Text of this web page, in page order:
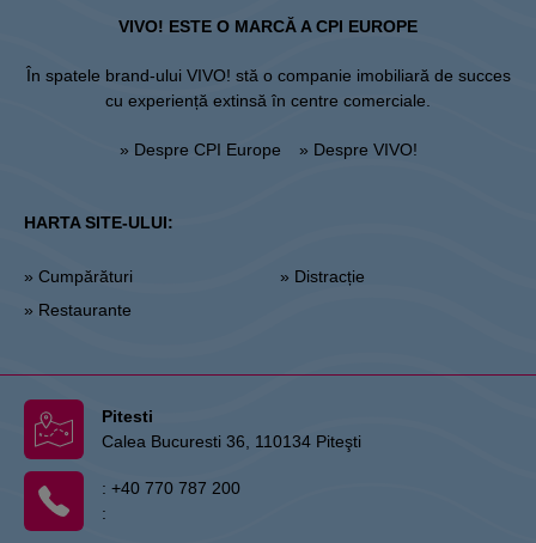
VIVO! ESTE O MARCĂ A CPI EUROPE
În spatele brand-ului VIVO! stă o companie imobiliară de succes
cu experiență extinsă în centre comerciale.
» Despre CPI Europe » Despre VIVO!
HARTA SITE-ULUI:
» Cumpărături
» Restaurante
» Distracție
Pitesti
Calea Bucuresti 36, 110134 Piteşti
: +40 770 787 200
: